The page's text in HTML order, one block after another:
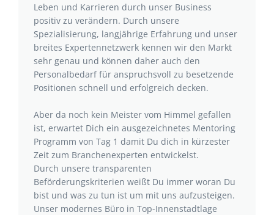
Leben und Karrieren durch unser Business
positiv zu verändern. Durch unsere
Spezialisierung, langjährige Erfahrung und unser
breites Expertennetzwerk kennen wir den Markt
sehr genau und können daher auch den
Personalbedarf für anspruchsvoll zu besetzende
Positionen schnell und erfolgreich decken.
Aber da noch kein Meister vom Himmel gefallen
ist, erwartet Dich ein ausgezeichnetes Mentoring
Programm von Tag 1 damit Du dich in kürzester
Zeit zum Branchenexperten entwickelst.
Durch unsere transparenten
Beförderungskriterien weißt Du immer woran Du
bist und was zu tun ist um mit uns aufzusteigen.
Unser modernes Büro in Top-Innenstadtlage